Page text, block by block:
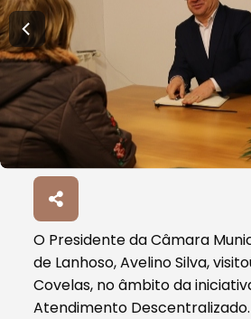
O Presidente da Câmara
de Lanhoso, Avelino Silva,
Covelas, no âmbito da
Atendimento Descentralizado.